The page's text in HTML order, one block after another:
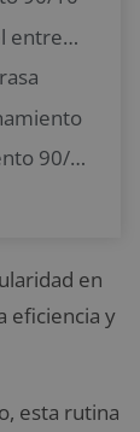
Mejora la eficiencia en el entrenamiento
¿Es adecuado el entrenamiento 90/10 para todos?
en
eficiencia y
esta rutina